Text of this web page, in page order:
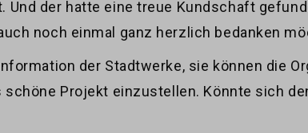
Und der hatte eine treue Kundschaft
noch einmal ganz herzlich bedanken
der Stadtwerke, sie können die
schöne Projekt einzustellen. Könnte sich